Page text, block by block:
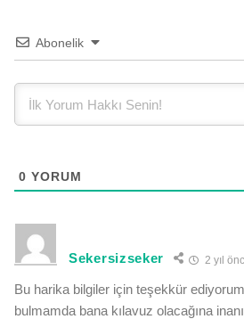
Abonelik
0 YORUM
Sekersizseker 2 yıl
Bu harika bilgiler için teşekkür
bulmamda bana kılavuz olacağına